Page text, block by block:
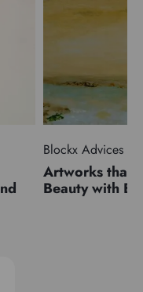
Blockx Advices
Artworks that
Beauty with